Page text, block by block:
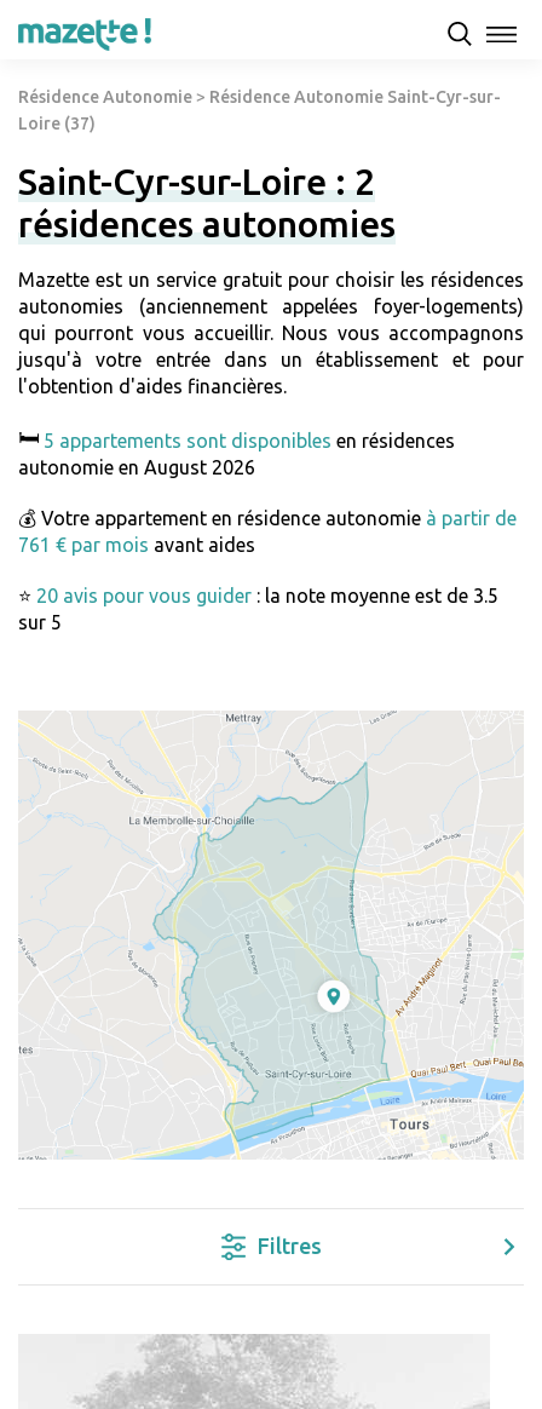
Résidence Autonomie > Résidence Autonomie Saint-Cyr-sur-
Loire (37)
Saint-Cyr-sur-Loire : 2
résidences autonomies
Mazette est un service gratuit pour choisir les résidences
autonomies (anciennement appelées foyer-logements)
qui pourront vous accueillir. Nous vous accompagnons
jusqu'à votre entrée dans un établissement et pour
l'obtention d'aides financières.
🛏️ 5 appartements sont disponibles en résidences
autonomie en August 2026
💰 Votre appartement en résidence autonomie à partir de
761 € par mois avant aides
⭐ 20 avis pour vous guider : la note moyenne est de 3.5
sur 5
Filtres